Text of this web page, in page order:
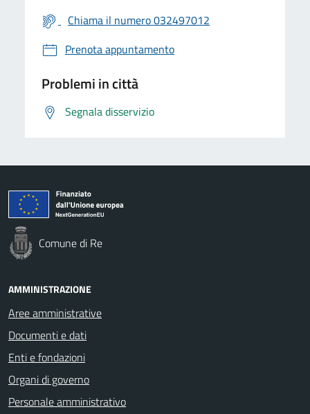
Chiama il numero 032497012
Prenota appuntamento
Problemi in città
Segnala disservizio
Comune di Re
AMMINISTRAZIONE
Aree amministrative
Documenti e dati
Enti e fondazioni
Organi di governo
Personale amministrativo